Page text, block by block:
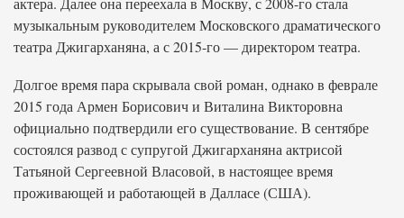
музыкальным руководителем Московского драматического
театра Джигарханяна, а с 2015-го — директором театра.
Долгое время пара скрывала свой роман, однако в феврале
2015 года Армен Борисович и Виталина Викторовна
официально подтвердили его существование. В сентябре
состоялся развод с супругой Джигарханяна актрисой
Татьяной Сергеевной Власовой, в настоящее время
проживающей и работающей в Далласе (США).